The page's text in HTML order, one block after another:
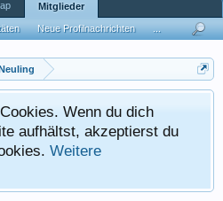
Wenn du dich
aufhältst, akzeptierst du
Weitere
Mitglieder
Neue Profilnachrichten